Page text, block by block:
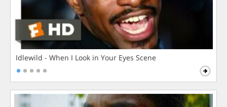
Idlewild - When I Look in Your Eyes Scene